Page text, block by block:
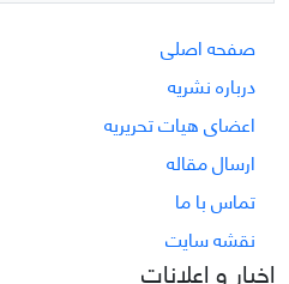
صفحه اصلی
درباره نشریه
اعضای هیات تحریریه
ارسال مقاله
تماس با ما
نقشه سایت
اخبار و اعلانات